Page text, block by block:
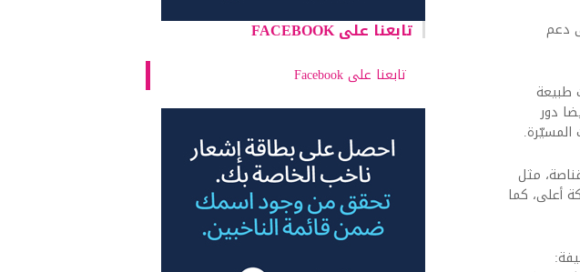
تابعنا على FACEBOOK
تابعنا على Facebook
دعم
طبيعة
دور
المسيّرة.
مثل
أعلى، كما